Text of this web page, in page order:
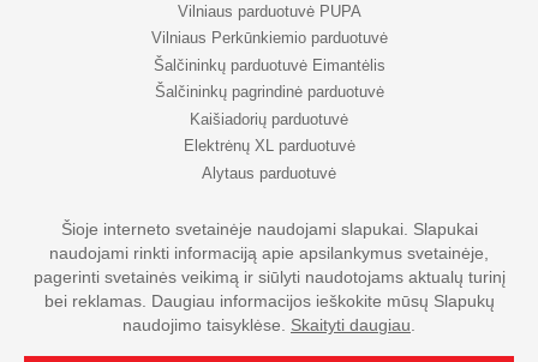
Vilniaus parduotuvė PUPA
Vilniaus Perkūnkiemio parduotuvė
Šalčininkų parduotuvė Eimantėlis
Šalčininkų pagrindinė parduotuvė
Kaišiadorių parduotuvė
Elektrėnų XL parduotuvė
Alytaus parduotuvė
© UAB Eripo 2026. Visos teisės saugomos
Šioje interneto svetainėje naudojami slapukai. Slapukai
naudojami rinkti informaciją apie apsilankymus svetainėje,
pagerinti svetainės veikimą ir siūlyti naudotojams aktualų turinį
bei reklamas. Daugiau informacijos ieškokite mūsų Slapukų
naudojimo taisyklėse. Skaityti daugiau.